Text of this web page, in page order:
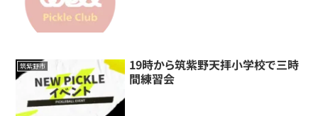
筑紫野市
19時から筑紫野天拝小学校で三時
間練習会